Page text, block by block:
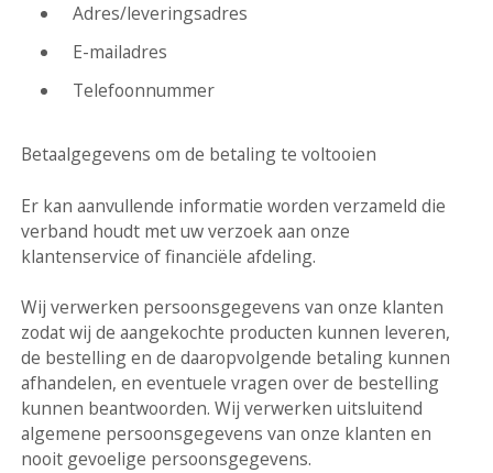
Adres/leveringsadres
E-mailadres
Telefoonnummer
Betaalgegevens om de betaling te voltooien
Er kan aanvullende informatie worden verzameld die
verband houdt met uw verzoek aan onze
klantenservice of financiële afdeling.
Wij verwerken persoonsgegevens van onze klanten
zodat wij de aangekochte producten kunnen leveren,
de bestelling en de daaropvolgende betaling kunnen
afhandelen, en eventuele vragen over de bestelling
kunnen beantwoorden. Wij verwerken uitsluitend
algemene persoonsgegevens van onze klanten en
nooit gevoelige persoonsgegevens.